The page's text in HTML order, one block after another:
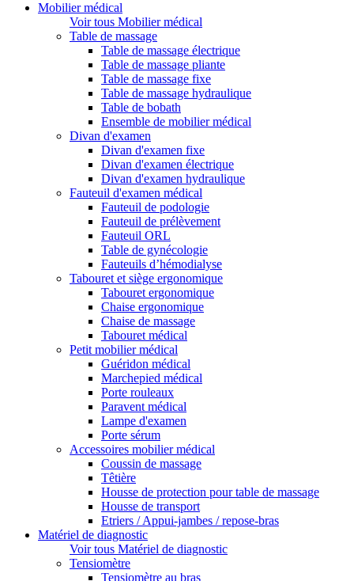
Mobilier médical
Voir tous Mobilier médical
Table de massage
Table de massage électrique
Table de massage pliante
Table de massage fixe
Table de massage hydraulique
Table de bobath
Ensemble de mobilier médical
Divan d'examen
Divan d'examen fixe
Divan d'examen électrique
Divan d'examen hydraulique
Fauteuil d'examen médical
Fauteuil de podologie
Fauteuil de prélèvement
Fauteuil ORL
Table de gynécologie
Fauteuils d’hémodialyse
Tabouret et siège ergonomique
Tabouret ergonomique
Chaise ergonomique
Chaise de massage
Tabouret médical
Petit mobilier médical
Guéridon médical
Marchepied médical
Porte rouleaux
Paravent médical
Lampe d'examen
Porte sérum
Accessoires mobilier médical
Coussin de massage
Têtière
Housse de protection pour table de massage
Housse de transport
Etriers / Appui-jambes / repose-bras
Matériel de diagnostic
Voir tous Matériel de diagnostic
Tensiomètre
Tensiomètre au bras